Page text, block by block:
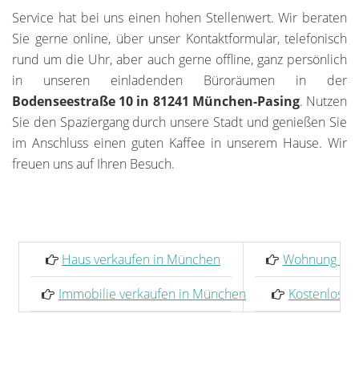
Service hat bei uns einen hohen Stellenwert. Wir beraten
Sie gerne online, über unser Kontaktformular, telefonisch
rund um die Uhr, aber auch gerne offline, ganz persönlich
in unseren einladenden Büroräumen in der
Bodenseestraße 10 in 81241 München-Pasing. Nutzen
Sie den Spaziergang durch unsere Stadt und genießen Sie
im Anschluss einen guten Kaffee in unserem Hause. Wir
freuen uns auf Ihren Besuch.
Haus verkaufen in München
Wohnung
Immobilie verkaufen in München
Kostenlose